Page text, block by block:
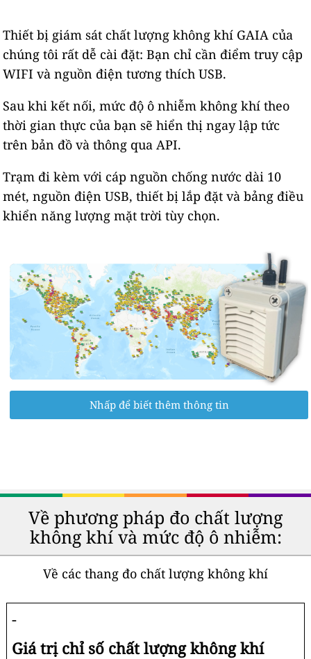
Thiết bị giám sát chất lượng không khí GAIA của
chúng tôi rất dễ cài đặt: Bạn chỉ cần điểm truy cập
WIFI và nguồn điện tương thích USB.
Sau khi kết nối, mức độ ô nhiễm không khí theo
thời gian thực của bạn sẽ hiển thị ngay lập tức
trên bản đồ và thông qua API.
Trạm đi kèm với cáp nguồn chống nước dài 10
mét, nguồn điện USB, thiết bị lắp đặt và bảng điều
khiển năng lượng mặt trời tùy chọn.
Nhấp để biết thêm thông tin
Về phương pháp đo chất lượng
không khí và mức độ ô nhiễm:
Về các thang đo chất lượng không khí
-
Giá trị chỉ số chất lượng không khí